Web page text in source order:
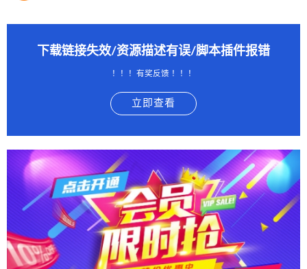
下载链接失效/资源描述有误/脚本插件报错
！！！有奖反馈 ！！！
立即查看